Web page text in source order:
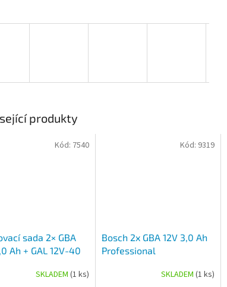
produkty
sada 2× GBA
Ah + GAL 12V-40
SKLADEM (1 ks)
Kód: 7540
Bosch 2x GBA 12V 3,0 Ah
Professional
SKLADEM (1 ks)
Kód: 9319